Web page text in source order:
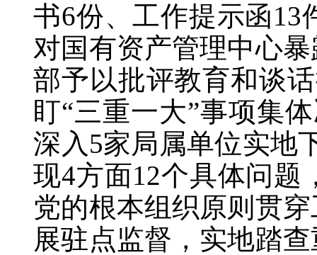
书6份、工作提示函13
对国有资产管理中心
部予以批评教育和谈
盯“三重一大”事项集
深入5家局属单位实地
现4方面12个具体问题
党的根本组织原则贯
展驻点监督，实地踏